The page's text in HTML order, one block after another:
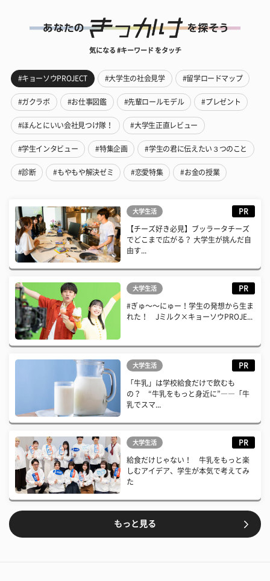
気になる #キーワード をタッチ
#キョーソウPROJECT #大学生の社会見学 #留学ロードマップ
#ガクラボ #お仕事図鑑 #先輩ロールモデル #プレゼント
#ほんとにいい会社見つけ隊！ #大学生正直レビュー
#学生インタビュー #特集企画 #学生の君に伝えたい３つのこと
#診断 #もやもや解決ゼミ #恋愛特集 #お金の授業
大学生活 PR
【チーズ好き必見】ブッラータチーズ
でどこまで広がる？ 大学生が挑んだ自
由す...
大学生活 PR
#ぎゅ〜〜にゅー！学生の発想から生ま
れた！ Jミルク×キョーソウPROJE...
大学生活 PR
「牛乳」は学校給食だけで飲むも
の？ “牛乳をもっと身近に”――「牛
乳でスマ...
大学生活 PR
給食だけじゃない！ 牛乳をもっと楽
しむアイデア、学生が本気で考えてみ
た
もっと見る